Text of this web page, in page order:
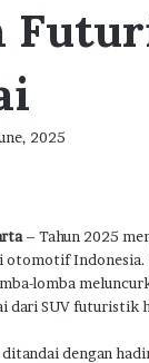
2025
– Tahun 2025
Indonesia.
lomba
dari SUV futuristik
dengan